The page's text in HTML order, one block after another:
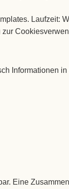
Laufzeit:
Informationen
Eine